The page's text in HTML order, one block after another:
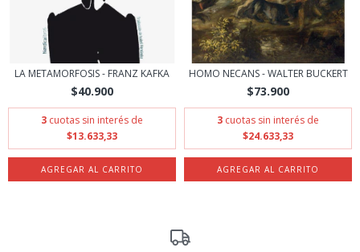
LA METAMORFOSIS - FRANZ KAFKA
$40.900
3 cuotas sin interés de
$13.633,33
HOMO NECANS - WALTER BUCKERT
$73.900
3 cuotas sin interés de
$24.633,33